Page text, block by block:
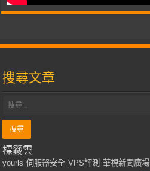
搜尋文章
標籤雲
yourls 伺服器安全 VPS評測 華視新聞廣場